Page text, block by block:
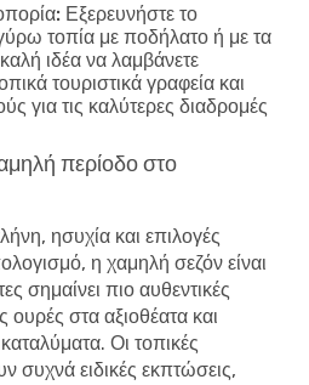
Εξερευνήστε το
τοπία με ποδήλατο ή με τα
ιδέα να λαμβάνετε
τουριστικά γραφεία και
για τις καλύτερες διαδρομές
περίοδο στο
ησυχία και επιλογές
η χαμηλή σεζόν είναι
σημαίνει πιο αυθεντικές
ουρές στα αξιοθέατα και
Οι τοπικές
συχνά ειδικές εκπτώσεις,